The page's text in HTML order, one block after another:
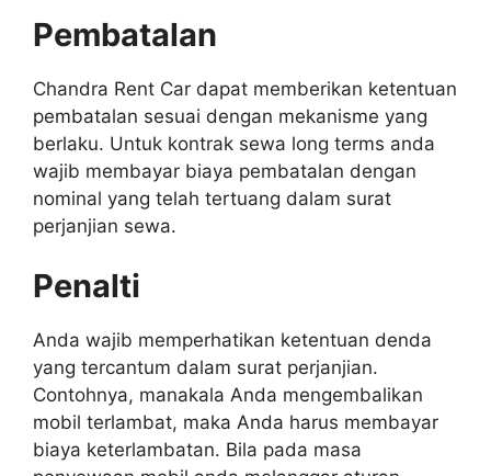
Pembatalan
Chandra Rent Car dapat memberikan ketentuan
pembatalan sesuai dengan mekanisme yang
berlaku. Untuk kontrak sewa long terms anda
wajib membayar biaya pembatalan dengan
nominal yang telah tertuang dalam surat
perjanjian sewa.
Penalti
Anda wajib memperhatikan ketentuan denda
yang tercantum dalam surat perjanjian.
Contohnya, manakala Anda mengembalikan
mobil terlambat, maka Anda harus membayar
biaya keterlambatan. Bila pada masa